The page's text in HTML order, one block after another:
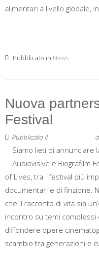
alimentari a livello globale,
Pubblicato in News
Nuova
Festival
Pubblicato il
Siamo lieti di annunciare
Audiovisive e Biografilm
of Lives, tra i festival più
documentari e di finzione.
che il racconto di vita sia
incontro su temi complessi
diffondere opere
scambio tra generazioni e